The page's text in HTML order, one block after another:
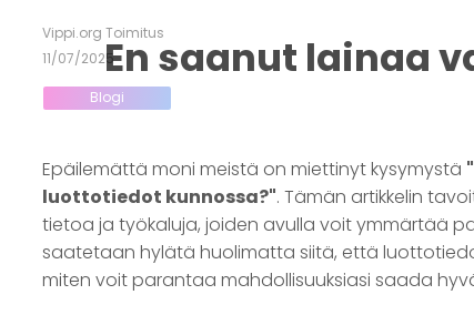
En saanut lainaa
Vippi.org Toimitus
11/07/2025
Blogi
Epäilemättä moni meistä on miettinyt kysymystä
luottotiedot kunnossa?". Tämän artikkelin
tietoa ja työkaluja, joiden avulla voit ymmärtää
saatetaan hylätä huolimatta siitä, että
miten voit parantaa mahdollisuuksiasi saada